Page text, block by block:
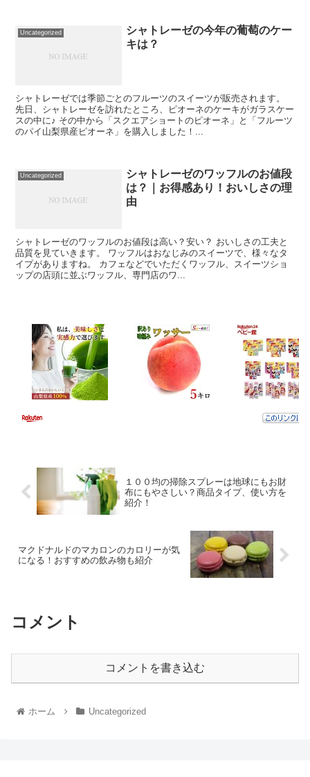
Uncategorized
シャトレーゼの今年の葡萄のケー
キは？
シャトレーゼでは季節ごとのフルーツのスイーツが販売されます。
先日、シャトレーゼを訪れたところ、ピオーネのケーキがガラスケー
スの中に♪ その中から「スクエアショートのピオーネ」と「フルーツ
のパイ山梨県産ピオーネ」を購入しました！...
Uncategorized
シャトレーゼのワッフルのお値段
は？｜お得感あり！おいしさの理
由
シャトレーゼのワッフルのお値段は高い？安い？ おいしさの工夫と
品質を見ていきます。 ワッフルはおなじみのスイーツで、様々なタ
イプがありますね。 カフェなどでいただくワッフル、スイーツショ
ップの店頭に並ぶワッフル、専門店のワ...
１００均の掃除スプレーは地球にもお財
布にもやさしい？商品タイプ、使い方を
紹介！
マクドナルドのマカロンのカロリーが気
になる！おすすめの飲み物も紹介
コメント
コメントを書き込む
ホーム Uncategorized